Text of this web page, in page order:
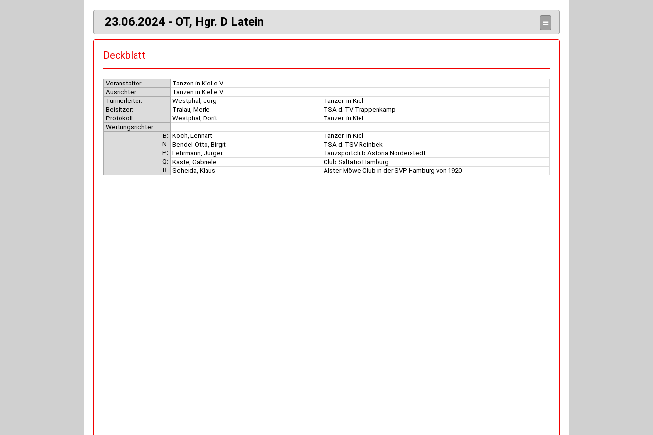
23.06.2024 - OT, Hgr. D Latein ≡
Deckblatt
Veranstalter:
Tanzen in Kiel e.V.
Ausrichter:
Tanzen in Kiel e.V.
Turnierleiter:
Westphal, Jörg
Tanzen in Kiel
Beisitzer:
Tralau, Merle
TSA d. TV Trappenkamp
Protokoll:
Westphal, Dorit
Tanzen in Kiel
Wertungsrichter:
B:
Koch, Lennart
Tanzen in Kiel
N:
Bendel-Otto, Birgit
TSA d. TSV Reinbek
P:
Fehrmann, Jürgen
Tanzsportclub Astoria Norderstedt
Q:
Kaste, Gabriele
Club Saltatio Hamburg
R:
Scheida, Klaus Alster-Möwe Club in der SVP Hamburg von 1920